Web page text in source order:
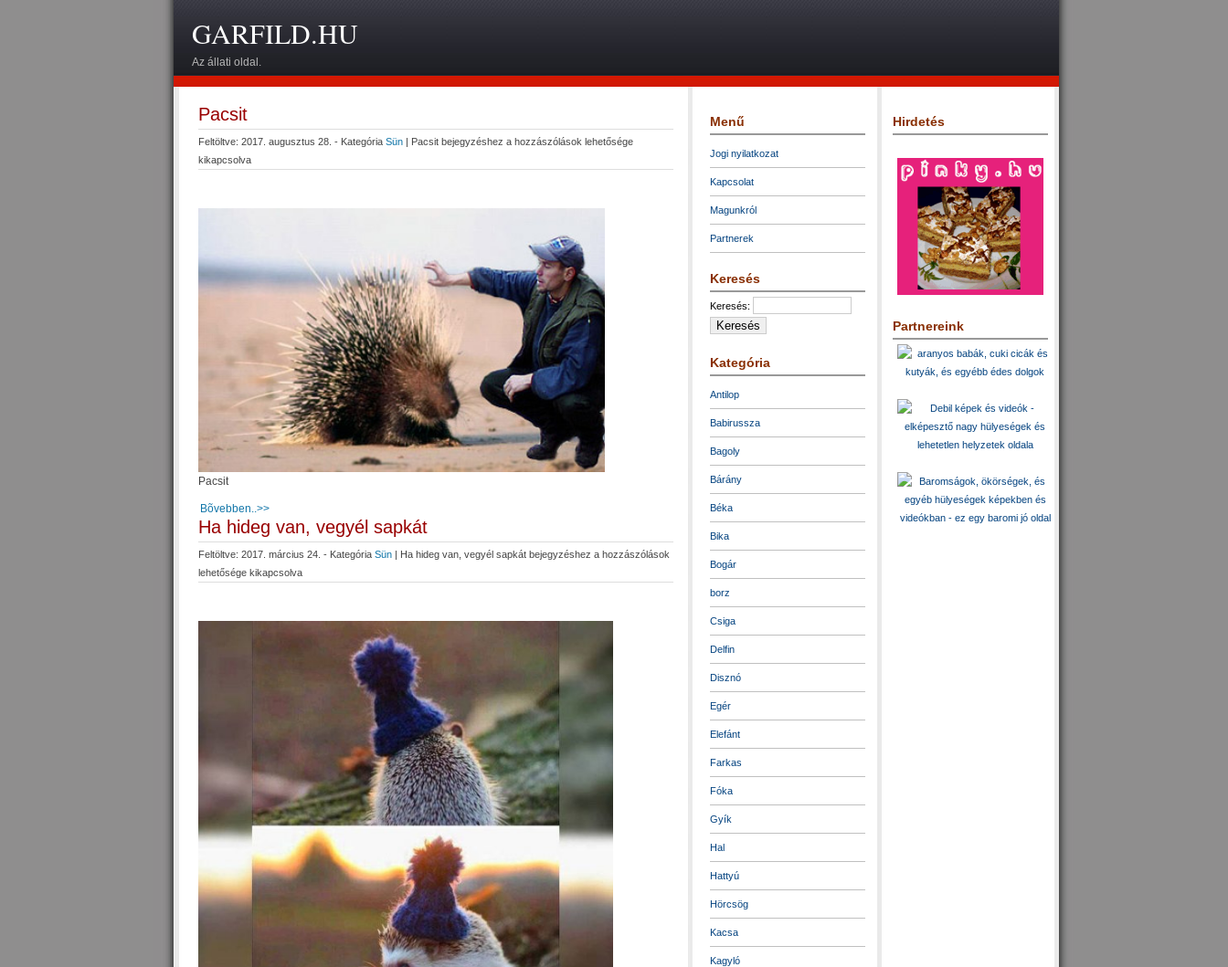
GARFILD.HU
Az állati oldal.
Pacsit
Feltöltve: 2017. augusztus 28. - Kategória Sün | Pacsit bejegyzéshez a hozzászólások lehetősége
kikapcsolva
Pacsit
Bõvebben..>>
Ha hideg van, vegyél sapkát
Feltöltve: 2017. március 24. - Kategória Sün | Ha hideg van, vegyél sapkát bejegyzéshez a hozzászólások
lehetősége kikapcsolva
Menű
Jogi nyilatkozat
Kapcsolat
Magunkról
Partnerek
Keresés
Keresés:
Kategória
Antilop
Babirussza
Bagoly
Bárány
Béka
Bika
Bogár
borz
Csiga
Delfin
Disznó
Egér
Elefánt
Farkas
Fóka
Gyík
Hal
Hattyú
Hörcsög
Kacsa
Kagyló
Hirdetés
Partnereink